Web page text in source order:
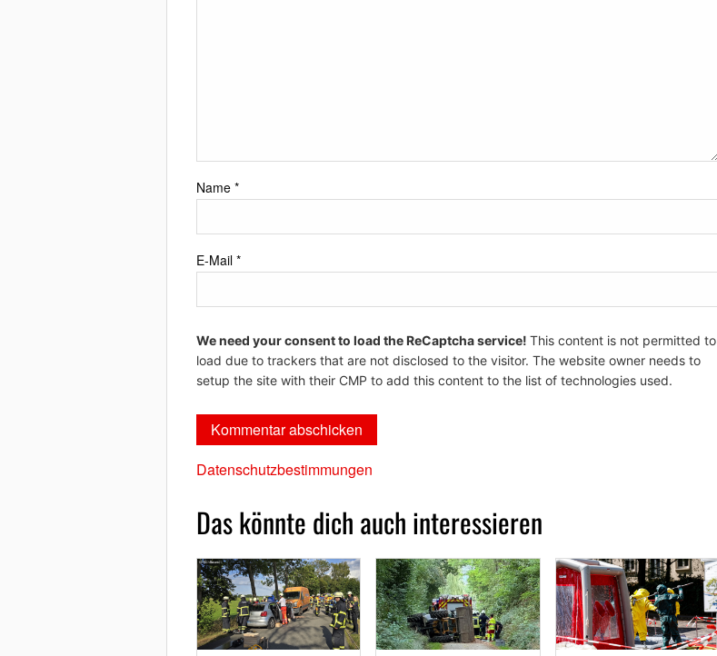
Name *
E-Mail *
We need your consent to load the ReCaptcha service! This content is not permitted to
load due to trackers that are not disclosed to the visitor. The website owner needs to
setup the site with their CMP to add this content to the list of technologies used.
Datenschutzbestimmungen
Das könnte dich auch interessieren